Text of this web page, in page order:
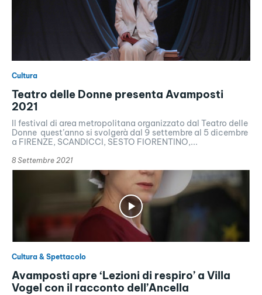
Cultura
Teatro delle Donne presenta Avamposti
2021
Il festival di area metropolitana organizzato dal Teatro delle
Donne quest’anno si svolgerà dal 9 settembre al 5 dicembre
a FIRENZE, SCANDICCI, SESTO FIORENTINO,...
8 Settembre 2021
Cultura & Spettacolo
Avamposti apre ‘Lezioni di respiro’ a Villa
Vogel con il racconto dell’Ancella